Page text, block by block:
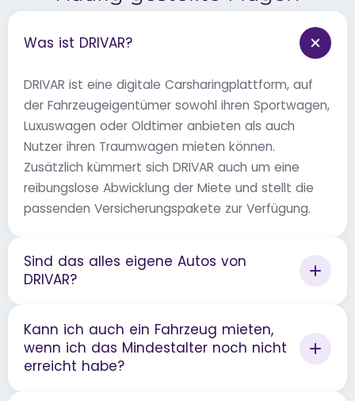
Was ist DRIVAR?
DRIVAR ist eine digitale Carsharingplattform, auf
der Fahrzeugeigentümer sowohl ihren Sportwagen,
Luxuswagen oder Oldtimer anbieten als auch
Nutzer ihren Traumwagen mieten können.
Zusätzlich kümmert sich DRIVAR auch um eine
reibungslose Abwicklung der Miete und stellt die
passenden Versicherungspakete zur Verfügung.
Sind das alles eigene Autos von
DRIVAR?
Kann ich auch ein Fahrzeug mieten,
wenn ich das Mindestalter noch nicht
erreicht habe?